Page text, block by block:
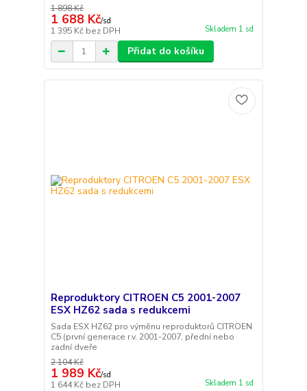
1 898 Kč
1 688 Kč/sd
1 395 Kč bez DPH Skladem 1 sd
Přidat do košíku
Reproduktory CITROEN C5 2001-2007
ESX HZ62 sada s redukcemi
Sada ESX HZ62 pro výměnu reproduktorů CITROEN
C5 (první generace r.v. 2001-2007, přední nebo
zadní dveře
2 104 Kč
1 989 Kč/sd
1 644 Kč bez DPH Skladem 1 sd